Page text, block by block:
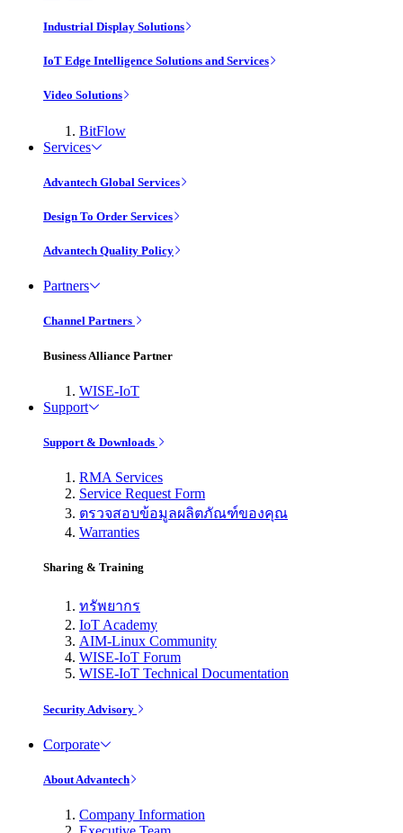
Industrial Display Solutions
IoT Edge Intelligence Solutions and Services
Video Solutions
BitFlow
Services
Advantech Global Services
Design To Order Services
Advantech Quality Policy
Partners
Channel Partners
Business Alliance Partner
WISE-IoT
Support
Support & Downloads
RMA Services
Service Request Form
ตรวจสอบข้อมูลผลิตภัณฑ์ของคุณ
Warranties
Sharing & Training
ทรัพยากร
IoT Academy
AIM-Linux Community
WISE-IoT Forum
WISE-IoT Technical Documentation
Security Advisory
Corporate
About Advantech
Company Information